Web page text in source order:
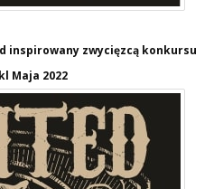
inspirowany zwycięzcą konkursu
Maja 2022